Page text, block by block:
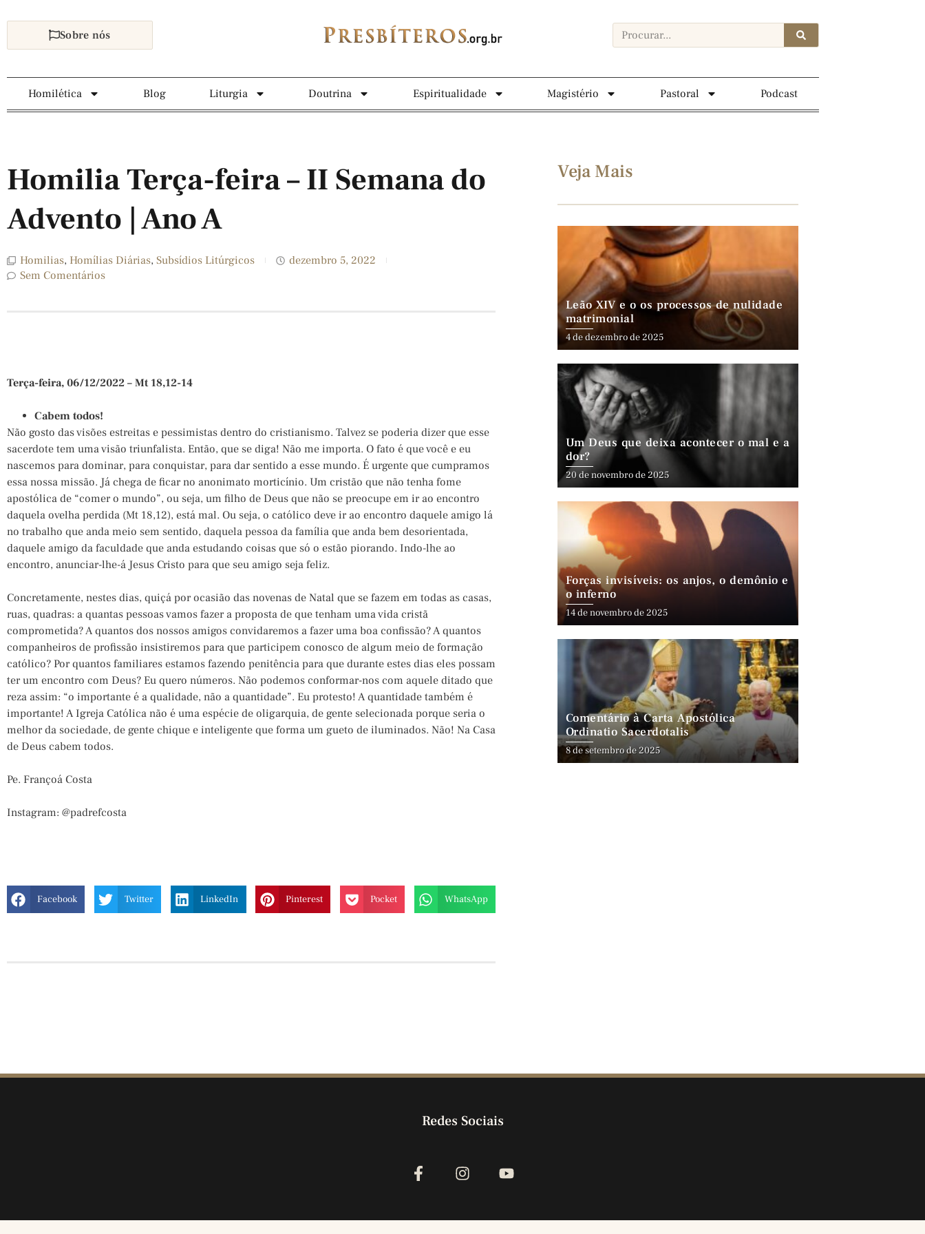
Sobre nós
Homilética Blog Liturgia Doutrina Espiritualidade Magistério Pastoral Podcast
Homilia Terça-feira – II Semana do
Advento | Ano A
Homilias, Homílias Diárias, Subsídios Litúrgicos
dezembro 5, 2022
Sem Comentários
Terça-feira, 06/12/2022 – Mt 18,12-14
Cabem todos!
Não gosto das visões estreitas e pessimistas dentro do cristianismo. Talvez se poderia dizer que esse
sacerdote tem uma visão triunfalista. Então, que se diga! Não me importa. O fato é que você e eu
nascemos para dominar, para conquistar, para dar sentido a esse mundo. É urgente que cumpramos
essa nossa missão. Já chega de ficar no anonimato morticínio. Um cristão que não tenha fome
apostólica de “comer o mundo”, ou seja, um filho de Deus que não se preocupe em ir ao encontro
daquela ovelha perdida (Mt 18,12), está mal. Ou seja, o católico deve ir ao encontro daquele amigo lá
no trabalho que anda meio sem sentido, daquela pessoa da família que anda bem desorientada,
daquele amigo da faculdade que anda estudando coisas que só o estão piorando. Indo-lhe ao
encontro, anunciar-lhe-á Jesus Cristo para que seu amigo seja feliz.
Concretamente, nestes dias, quiçá por ocasião das novenas de Natal que se fazem em todas as casas,
ruas, quadras: a quantas pessoas vamos fazer a proposta de que tenham uma vida cristã
comprometida? A quantos dos nossos amigos convidaremos a fazer uma boa confissão? A quantos
companheiros de profissão insistiremos para que participem conosco de algum meio de formação
católico? Por quantos familiares estamos fazendo penitência para que durante estes dias eles possam
ter um encontro com Deus? Eu quero números. Não podemos conformar-nos com aquele ditado que
reza assim: “o importante é a qualidade, não a quantidade”. Eu protesto! A quantidade também é
importante! A Igreja Católica não é uma espécie de oligarquia, de gente selecionada porque seria o
melhor da sociedade, de gente chique e inteligente que forma um gueto de iluminados. Não! Na Casa
de Deus cabem todos.
Pe. Françoá Costa
Instagram: @padrefcosta
Facebook Twitter LinkedIn Pinterest Pocket WhatsApp
Veja Mais
Leão XIV e o os processos de nulidade
matrimonial
4 de dezembro de 2025
Um Deus que deixa acontecer o mal e a
dor?
20 de novembro de 2025
Forças invisíveis: os anjos, o demônio e
o inferno
14 de novembro de 2025
Comentário à Carta Apostólica
Ordinatio Sacerdotalis
8 de setembro de 2025
Redes Sociais